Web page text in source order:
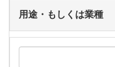
用途・もしくは業種